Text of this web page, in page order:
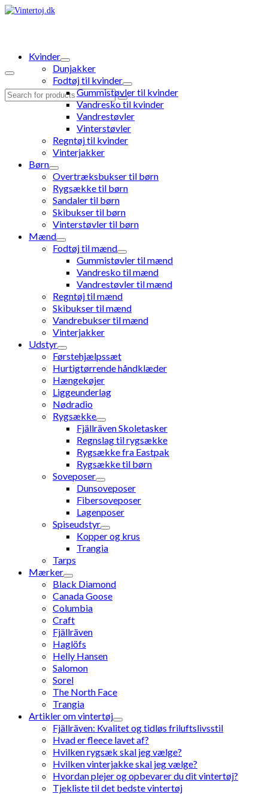
Search
Kvinder
Dunjakker
Fodtøj til kvinder
Gummistøvler til kvinder
Vandresko til kvinder
Vandrestøvler
Vinterstøvler
Regntøj til kvinder
Vinterjakker
Børn
Overtræksbukser til børn
Rygsække til børn
Sandaler til børn
Skibukser til børn
Vinterstøvler til børn
Mænd
Fodtøj til mænd
Gummistøvler til mænd
Vandresko til mænd
Vandrestøvler til mænd
Regntøj til mænd
Skibukser til mænd
Vandrebukser til mænd
Vinterjakker
Udstyr
Førstehjælpssæt
Hurtigtørrende håndklæder
Hængekøjer
Liggeunderlag
Nødradio
Rygsække
Fjällräven Skoletasker
Regnslag til rygsække
Rygsække fra Eastpak
Rygsække til børn
Soveposer
Dunsoveposer
Fibersoveposer
Lagenposer
Spiseudstyr
Kopper og krus
Trangia
Tarps
Mærker
Black Diamond
Canada Goose
Columbia
Craft
Fjällräven
Haglöfs
Helly Hansen
Salomon
Sorel
The North Face
Trangia
Artikler om vintertøj
Fjällräven: Kvalitet og tidløs friluftslivsstil
Hvad er fleece lavet af?
Hvilken rygsæk skal jeg vælge?
Hvilken vinterjakke skal jeg vælge?
Hvordan plejer og opbevarer du dit vintertøj?
Tjekliste til det bedste vintertøj